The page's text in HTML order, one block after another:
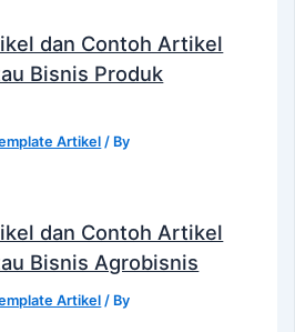
dan Contoh Artikel
Bisnis Produk
Artikel/ By
dan Contoh Artikel
Bisnis Agrobisnis
Artikel/ By